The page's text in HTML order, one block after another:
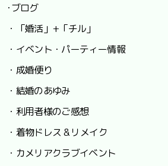
･ブログ
・「婚活」+「チル」
・イベント・パーティー情報
・成婚便り
・結婚のあゆみ
・利用者様のご感想
・着物ドレス & リメイク
・カメリアクラブイベント